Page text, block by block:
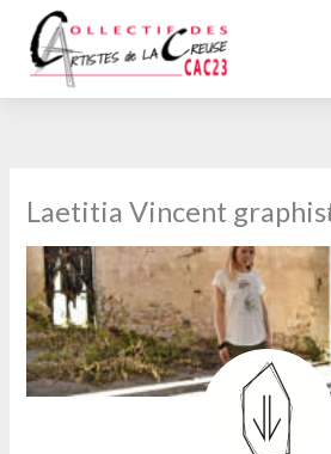
contenu
Laetitia Vincent